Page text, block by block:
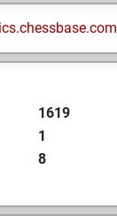
1619
1
8